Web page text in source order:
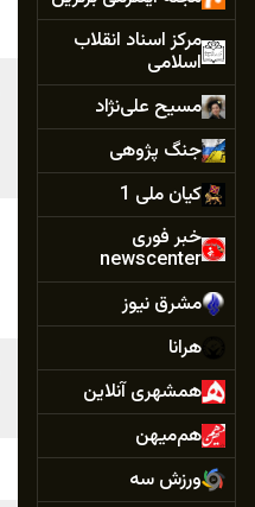
مرکز اسناد انقلاب
اسلامی
مسیح علی‌نژاد
جنگ پژوهی
کیان ملی 1
خبر فوری
newscenter
مشرق نیوز
هرانا
همشهری آنلاین
هم‌میهن
ورزش سه